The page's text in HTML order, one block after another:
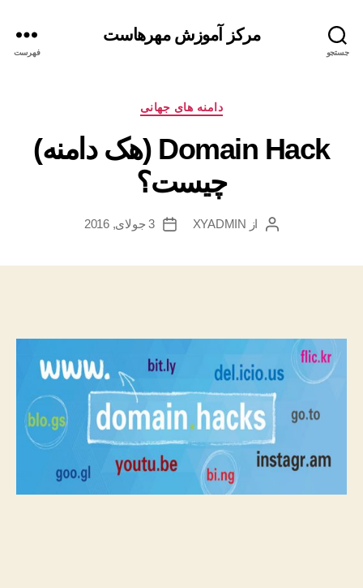
جستجو
مرکز آموزش مهرهاست
فهرست
دسته‌ها
دامنه های جهانی
Domain Hack (هک دامنه)
چیست؟
نویسندهٔ
از XYADMIN
تاریخ
3 جولای, 2016